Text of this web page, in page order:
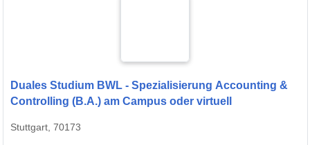
Duales Studium BWL - Spezialisierung Accounting &
Controlling (B.A.) am Campus oder virtuell
Stuttgart, 70173